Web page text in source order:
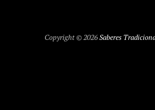
Copyright © 2026Saberes